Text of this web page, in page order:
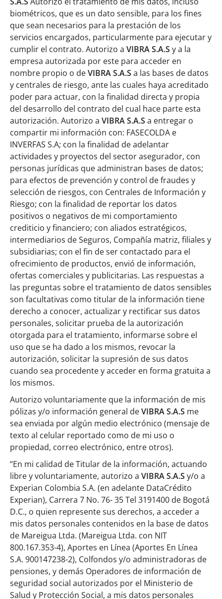
biométricos, que es un dato sensible, para los fines
que sean necesarios para la prestación de los
servicios encargados, particularmente para ejecutar y
cumplir el contrato. Autorizo a VIBRA S.A.S y a la
empresa autorizada por este para acceder en
nombre propio o deVIBRA S.A.S a las bases de datos
y centrales de riesgo, ante las cuales haya acreditado
poder para actuar, con la finalidad directa y propia
del desarrollo del contrato del cual hace parte esta
autorización. Autorizo a VIBRA S.A.S a entregar o
compartir mi información con: FASECOLDA e
INVERFAS S.A; con la finalidad de adelantar
actividades y proyectos del sector asegurador, con
personas jurídicas que administran bases de datos;
para efectos de prevención y control de fraudes y
selección de riesgos, con Centrales de Información y
Riesgo; con la finalidad de reportar los datos
positivos o negativos de mi comportamiento
crediticio y financiero; con aliados estratégicos,
intermediarios de Seguros, Compañía matriz, filiales y
subsidiarias; con el fin de ser contactado para el
ofrecimiento de productos, envió de información,
ofertas comerciales y publicitarias. Las respuestas a
las preguntas sobre el tratamiento de datos sensibles
son facultativas como titular de la información tiene
derecho a conocer, actualizar y rectificar sus datos
personales, solicitar prueba de la autorización
otorgada para el tratamiento, informarse sobre el
uso que se ha dado a los mismos, revocar la
autorización, solicitar la supresión de sus datos
cuando sea procedente y acceder en forma gratuita a
los mismos.
Autorizo voluntariamente que la información de mis
pólizas y/o información general deVIBRA S.A.S me
sea enviada por algún medio electrónico (mensaje de
texto al celular reportado como de mi uso o
propiedad, correo electrónico, entre otros).
“En mi calidad de Titular de la información, actuando
libre y voluntariamente, autorizo a VIBRA S.A.S y/o a
Experian Colombia S.A. (en adelante DataCrédito
Experian), Carrera 7 No. 76- 35 Tel 3191400 de Bogotá
D.C., o quien represente sus derechos, a acceder a
mis datos personales contenidos en la base de datos
de Mareigua Ltda. (Mareigua Ltda. con NIT
800.167.353-4), Aportes en Línea (Aportes En Línea
S.A. 900147238-2), Colfondos y/o administradoras de
pensiones, y demás Operadores de información de
seguridad social autorizados por el Ministerio de
Salud y Protección Social, a mis datos personales